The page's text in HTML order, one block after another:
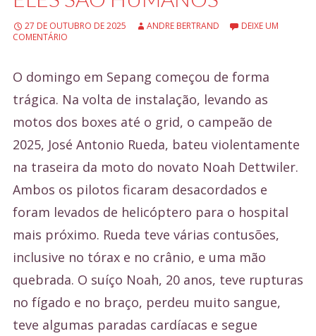
27 DE OUTUBRO DE 2025 ANDRE BERTRAND
DEIXE UM
COMENTÁRIO
O domingo em Sepang começou de forma
trágica. Na volta de instalação, levando as
motos dos boxes até o grid, o campeão de
2025, José Antonio Rueda, bateu violentamente
na traseira da moto do novato Noah Dettwiler.
Ambos os pilotos ficaram desacordados e
foram levados de helicóptero para o hospital
mais próximo. Rueda teve várias contusões,
inclusive no tórax e no crânio, e uma mão
quebrada. O suíço Noah, 20 anos, teve rupturas
no fígado e no braço, perdeu muito sangue,
teve algumas paradas cardíacas e segue